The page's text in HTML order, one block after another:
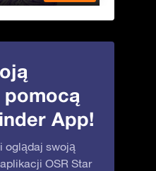
App!
oglądaj swoją
OSR Star